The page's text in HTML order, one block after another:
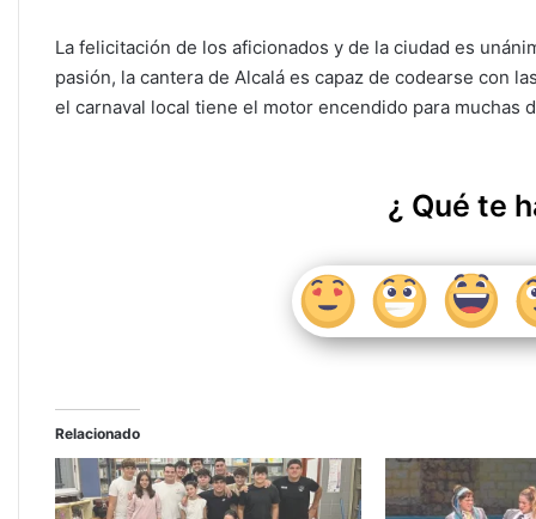
La felicitación de los aficionados y de la ciudad es
pasión, la cantera de Alcalá es capaz de codearse con
el carnaval local tiene el motor encendido para muchas
¿ Qué te
Relacionado